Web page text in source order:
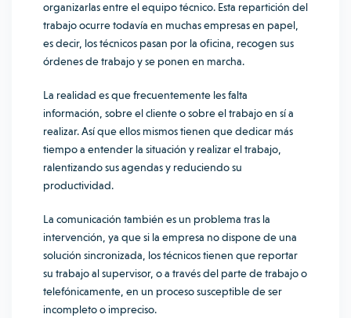
organizarlas entre el equipo técnico. Esta repartición del
trabajo ocurre todavía en muchas empresas en papel,
es decir, los técnicos pasan por la oficina, recogen sus
órdenes de trabajo y se ponen en marcha.
La realidad es que frecuentemente les falta
información, sobre el cliente o sobre el trabajo en sí a
realizar. Así que ellos mismos tienen que dedicar más
tiempo a entender la situación y realizar el trabajo,
ralentizando sus agendas y reduciendo su
productividad.
La comunicación también es un problema tras la
intervención, ya que si la empresa no dispone de una
solución sincronizada, los técnicos tienen que reportar
su trabajo al supervisor, o a través del parte de trabajo o
telefónicamente, en un proceso susceptible de ser
incompleto o impreciso.